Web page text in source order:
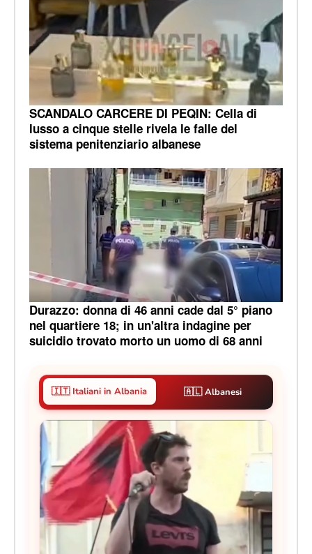
SCANDALO CARCERE DI PEQIN: Cella di
lusso a cinque stelle rivela le falle del
sistema penitenziario albanese
Durazzo: donna di 46 anni cade dal 5° piano
nel quartiere 18; in un'altra indagine per
suicidio trovato morto un uomo di 68 anni
🇮🇹 Italiani in Albania 🇦🇱 Albanesi